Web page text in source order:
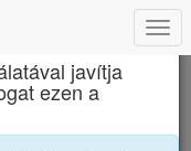
Líceum
javítja
ezen a